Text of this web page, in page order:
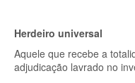
Herdeiro universal
Aquele que recebe a
adjudicação lavrado no